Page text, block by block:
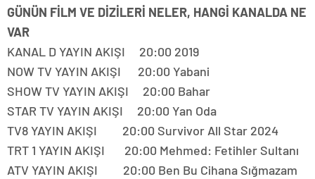
GÜNÜN FİLM VE DİZİLERİ NELER, HANGİ KANALDA NE
VAR
KANAL D YAYIN AKIŞI 20:00 2019
NOW TV YAYIN AKIŞI 20:00 Yabani
SHOW TV YAYIN AKIŞI 20:00 Bahar
STAR TV YAYIN AKIŞI 20:00 Yan Oda
TV8 YAYIN AKIŞI 20:00 Survivor All Star 2024
TRT 1 YAYIN AKIŞI 20:00 Mehmed: Fetihler Sultanı
ATV YAYIN AKIŞI 20:00 Ben Bu Cihana Sığmazam